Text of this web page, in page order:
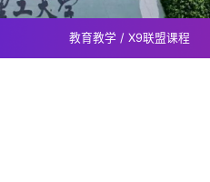
教育教学 / X9联盟课程